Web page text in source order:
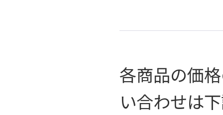
各商品の価
い合わせは